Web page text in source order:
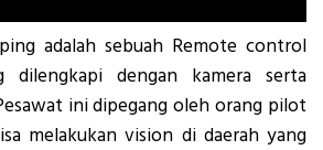
adalah sebuah Remote control
dilengkapi dengan kamera serta
ini dipegang oleh orang pilot
melakukan vision di daerah yang